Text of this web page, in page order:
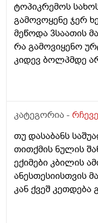
ტოპიკრემოს
გამოვოყენე ჯერ
მეწოდა 3საათის
რა გამოვიყენო
კიდევ ბოლპმდე
წავიდა არვოცი
მაყროს და
არსად და ვერც
კატეგორია -
თუ დასაბანს
თითქმის ნულის
ექიმები კბილის
ანესთესიისთვის
კან ქვეშ კეთდება
ახარო რატომ